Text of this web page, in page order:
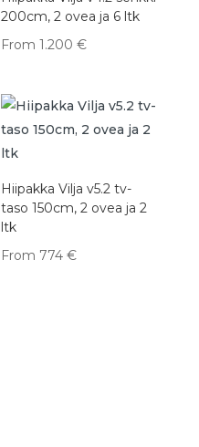
200cm, 2 ovea ja 6 ltk
From 1.200€
Hiipakka Vilja v5.2 tv-
taso 150cm, 2 ovea ja 2
ltk
From 774€